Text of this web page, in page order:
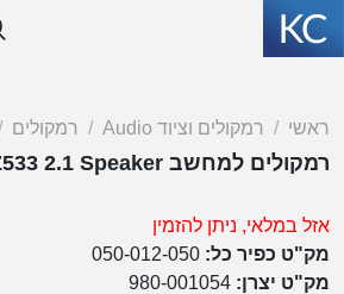
ראשי רמקולים וציוד Audio רמקולים
רמקולים למחשב LOGITECH Z533 2.1 Speaker
אזל במלאי, ניתן להזמין
מק"ט כפיר כל: 050-012-050
מק"ט יצרן: 980-001054